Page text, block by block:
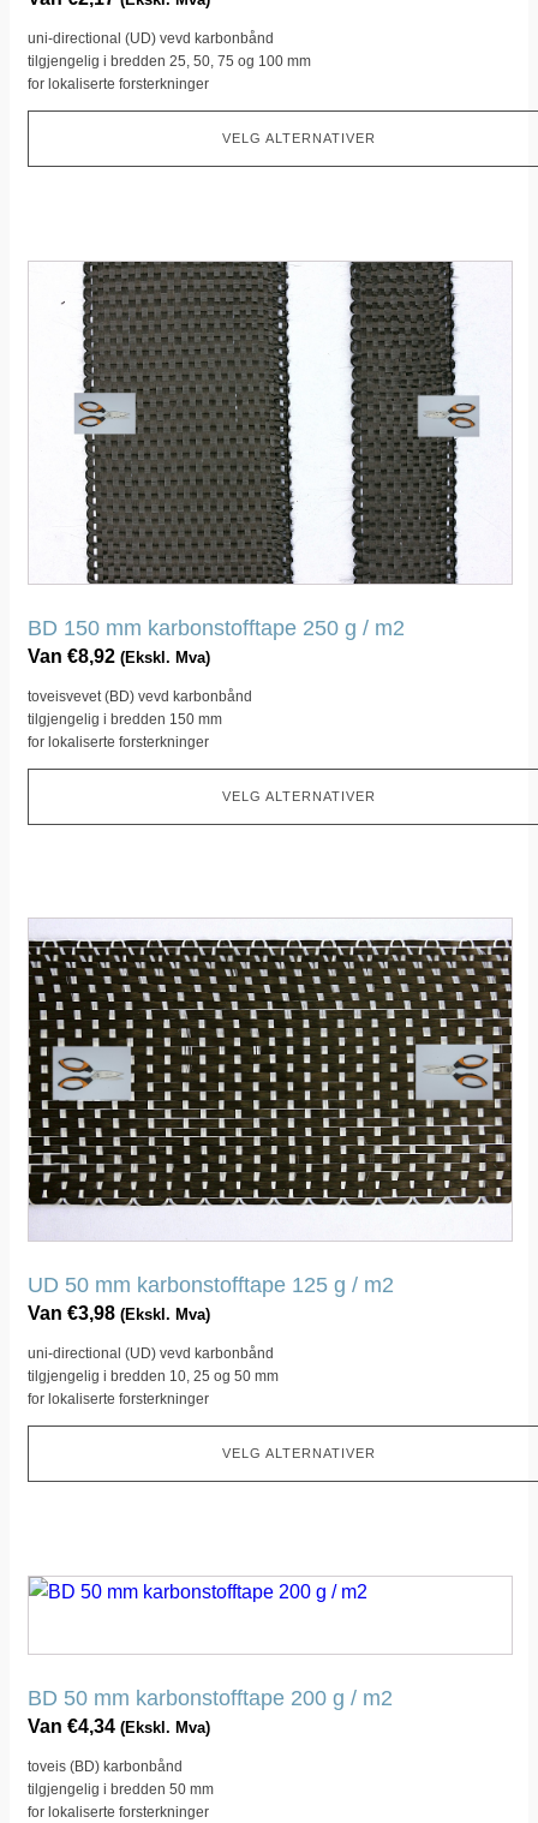
uni-directional (UD) vevd karbonbånd
tilgjengelig i bredden 25, 50, 75 og 100 mm
for lokaliserte forsterkninger
VELG ALTERNATIVER
BD 150 mm karbonstofftape 250 g / m2
Van €8,92 (Ekskl. Mva)
toveisvevet (BD) vevd karbonbånd
tilgjengelig i bredden 150 mm
for lokaliserte forsterkninger
VELG ALTERNATIVER
produktet
varianter.
alternativet
produktsiden
UD 50 mm karbonstofftape 125 g / m2
Van €3,98 (Ekskl. Mva)
uni-directional (UD) vevd karbonbånd
tilgjengelig i bredden 10, 25 og 50 mm
for lokaliserte forsterkninger
VELG ALTERNATIVER
produktet
har
flere
varianter.
Dette
alternativet
kan
velges
på
BD 50 mm karbonstofftape 200 g / m2
Van €4,34 (Ekskl. Mva)
toveis (BD) karbonbånd
tilgjengelig i bredden 50 mm
for lokaliserte forsterkninger
Dette
har
varianter.
Dette
alternativet
kan